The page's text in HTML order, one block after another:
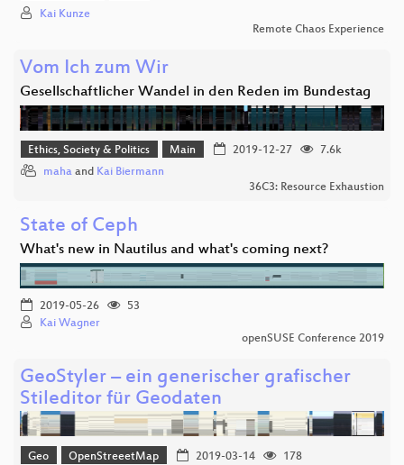
Kai Kunze
Remote Chaos Experience
Vom Ich zum Wir
Gesellschaftlicher Wandel in den Reden im Bundestag
Ethics, Society & Politics Main 2019-12-27
7.6k
maha and Kai Biermann
36C3: Resource Exhaustion
State of Ceph
What's new in Nautilus and what's coming next?
2019-05-26
53
Kai Wagner
openSUSE Conference 2019
GeoStyler – ein generischer grafischer
Stileditor für Geodaten
Geo OpenStreeetMap 2019-03-14
178